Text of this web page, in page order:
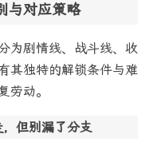
与对应策略
为剧情线、战斗线、收
其独特的解锁条件与难
劳动。
但别漏了分支